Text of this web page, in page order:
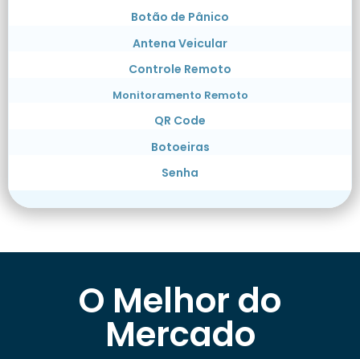
Botão de Pânico
Antena Veicular
Controle Remoto
Monitoramento Remoto
QR Code
Botoeiras
Senha
O Melhor do
Mercado